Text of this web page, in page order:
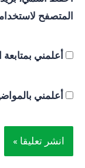
المتصفح
أعلمني
أعلمني